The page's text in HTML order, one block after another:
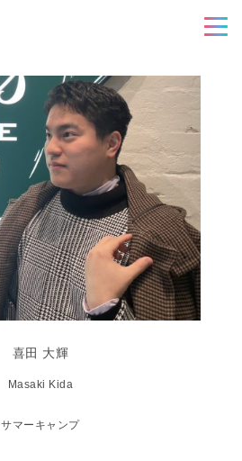
喜田 大輝
Masaki Kida
サマーキャンプ